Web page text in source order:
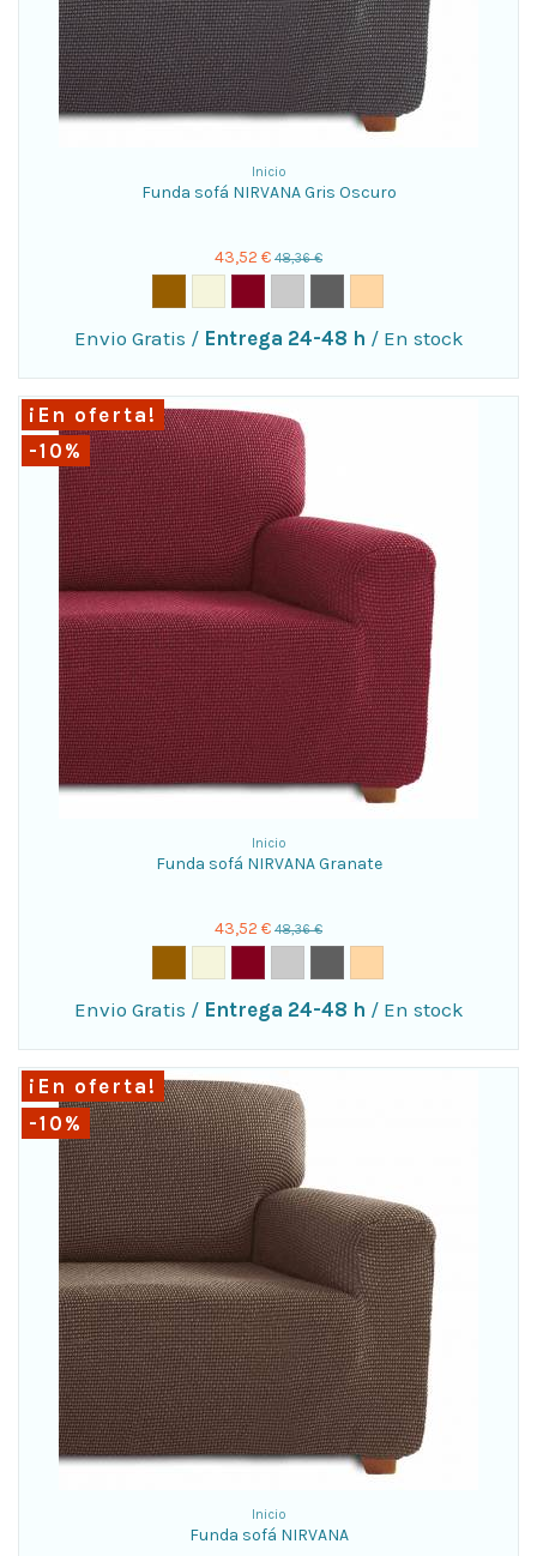
Inicio
Funda sofá NIRVANA Gris Oscuro
43,52 € 48,36 €
Envio Gratis / Entrega 24-48 h / En stock
¡En oferta!
-10%
Inicio
Funda sofá NIRVANA Granate
43,52 € 48,36 €
Envio Gratis / Entrega 24-48 h / En stock
¡En oferta!
-10%
Inicio
Funda sofá NIRVANA